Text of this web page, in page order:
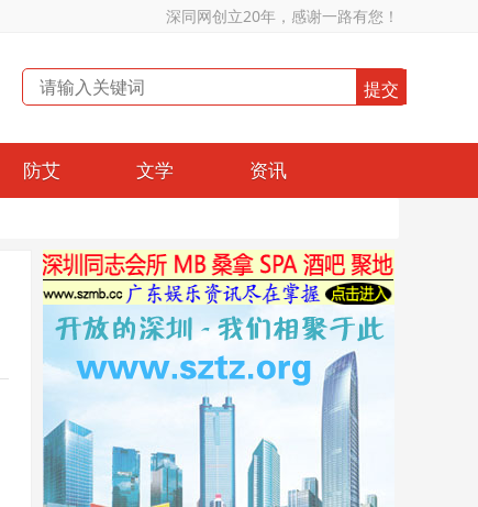
深同网创立20年，感谢一路有您！
防艾 文学 资讯